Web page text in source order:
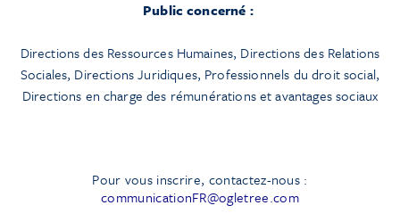
Public concerné :
Directions des Ressources Humaines, Directions des Relations
Sociales, Directions Juridiques, Professionnels du droit social,
Directions en charge des rémunérations et avantages sociaux
Pour vous inscrire, contactez-nous :
communicationFR@ogletree.com